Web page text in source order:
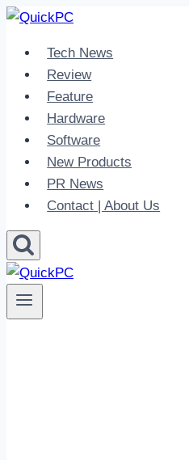
Skip
contentTech News
Review
Feature
Hardware
Software
New Products
PR News
Contact | About Us